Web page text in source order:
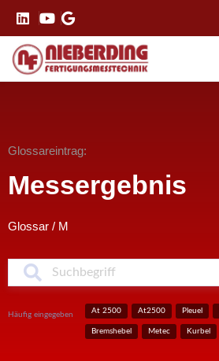
Glossareintrag:
Messergebnis
Glossar / M
Häufig eingegeben At 2500 At2500 Pleuel
Bremshebel Metec Kurbel